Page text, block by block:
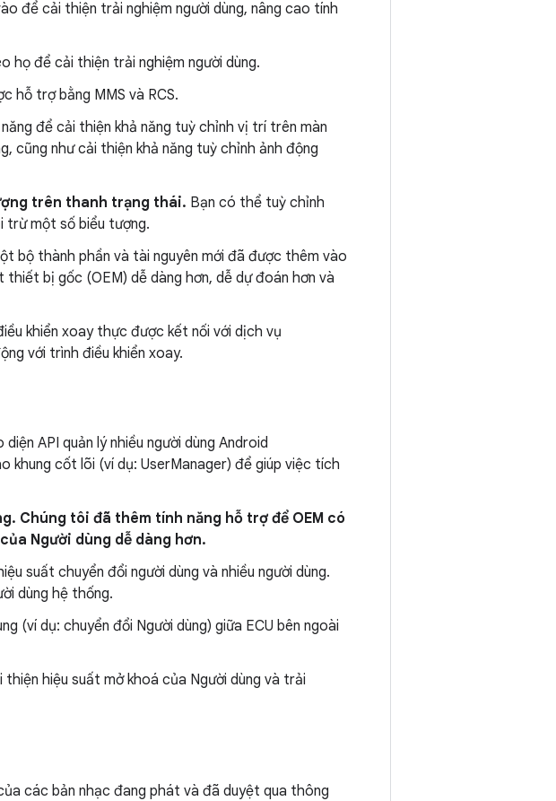
để cải thiện trải nghiệm người dùng, nâng cao tính
họ để cải thiện trải nghiệm người dùng.
hỗ trợ bằng MMS và RCS.
để cải thiện khả năng tuỳ chỉnh vị trí trên màn
cũng như cải thiện khả năng tuỳ chỉnh ảnh động
trên thanh trạng thái. Bạn có thể tuỳ chỉnh
trừ một số biểu tượng.
bộ thành phần và tài nguyên mới đã được thêm vào
bị gốc (OEM) dễ dàng hơn, dễ dự đoán hơn và
khiển xoay thực được kết nối với dịch vụ
với trình điều khiển xoay.
diện API quản lý nhiều người dùng Android
khung cốt lõi (ví dụ: UserManager) để giúp việc tích
Chúng tôi đã thêm tính năng hỗ trợ để OEM có
Người dùng dễ dàng hơn.
suất chuyển đổi người dùng và nhiều người dùng.
dùng hệ thống.
(ví dụ: chuyển đổi Người dùng) giữa ECU bên ngoài
hiệu suất mở khoá của Người dùng và trải
các bản nhạc đang phát và đã duyệt qua thông